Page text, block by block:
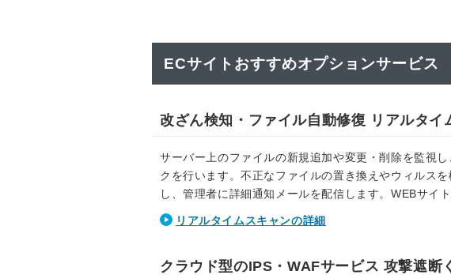
ECサイトおすすめオプションサービス
改ざん検知・ファイル自動修復 リアルタイ
サーバー上のファイルの新規追加や変更・削除を監視
クを行います。不正なファイルの置き換えやウィルス
し、管理者に詳細通知メールを配信します。WEBサイ
リアルタイムスキャンの詳細
クラウド型のIPS・WAFサービス 攻撃遮断